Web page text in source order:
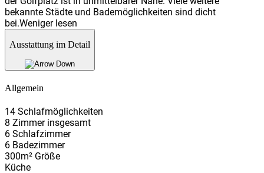
bekannte Städte und Bademöglichkeiten sind dicht
bei.Weniger lesen
Ausstattung im Detail
Allgemein
14 Schlafmöglichkeiten
8 Zimmer insgesamt
6 Schlafzimmer
6 Badezimmer
300m² Größe
Küche